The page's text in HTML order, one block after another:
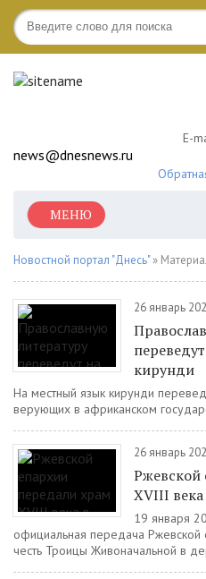
E-
news@dnesnews.ru
МЕНЮ
Новостной портал "Днесь"»
26 январь
кирунди
На местный язык кирунди
верующих в африканском
26 январь
Ржевской
XVIII
19 января
официальная передача Ржевской
честь Троицы Живоначальной в